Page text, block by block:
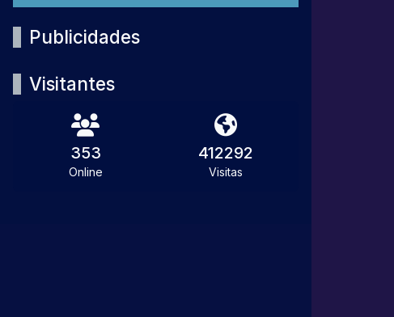
Publicidades
Visitantes
353
Online
412292
Visitas